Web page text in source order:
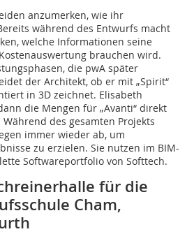
anzumerken, wie ihr
während des Entwurfs macht
welche Informationen seine
brauchen wird.
die pwA später
der Architekt, ob er mit „Spirit“
in 3D zeichnet. Elisabeth
die Mengen für „Avanti“ direkt
des gesamten Projekts
immer wieder ab, um
zu erzielen. Sie nutzen im BIM-
Softwareportfolio von Softtech.
für die
Cham,